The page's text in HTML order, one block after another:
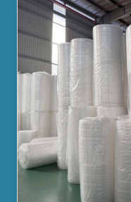
Ố
P
C
H
Ố
N
G
S
Xốp
Nam
chuyên
sản
và
phân
phối
mút